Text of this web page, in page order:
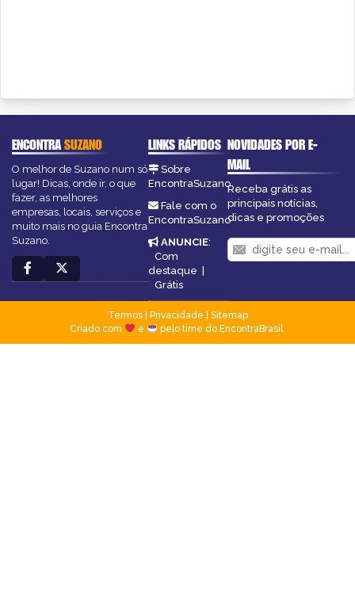
ENCONTRASUZANO
O melhor de Suzano num só
lugar! Dicas, onde ir, o que
fazer, as melhores
empresas, locais, serviços e
muito mais no guia Encontra
Suzano.
LINKS RÁPIDOS
Sobre
EncontraSuzano
Fale com o
EncontraSuzano
ANUNCIE:
Com
destaque |
Grátis
NOVIDADES POR E-
MAIL
Receba grátis as
principais notícias,
dicas e promoções
Termos| Privacidade
Sitemap
Criado com
e pelo time do EncontraBrasil